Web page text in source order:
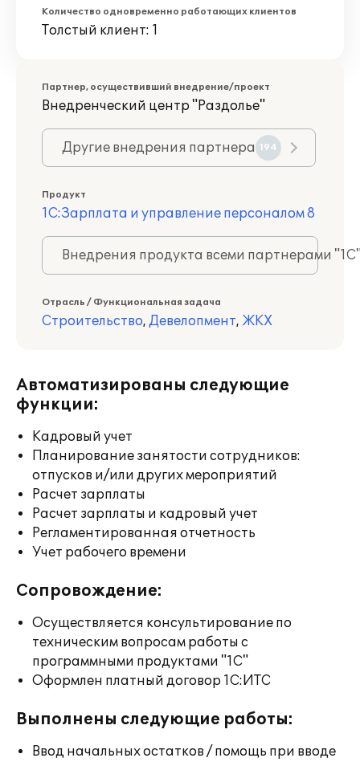
Количество одновременно работающих клиентов
Толстый клиент: 1
Партнер, осуществивший внедрение/проект
Внедренческий центр "Раздолье"
Другие внедрения партнера 194
Продукт
1С:Зарплата и управление персоналом 8
Внедрения продукта всеми партнерами
Отрасль / Функциональная задача
Строительство, Девелопмент, ЖКХ
Автоматизированы следующие
функции:
Кадровый учет
Планирование занятости сотрудников:
отпусков и/или других мероприятий
Расчет зарплаты
Расчет зарплаты и кадровый учет
Регламентированная отчетность
Учет рабочего времени
Сопровождение:
Осуществляется консультирование по
техническим вопросам работы с
программными продуктами "1С"
Оформлен платный договор 1С:ИТС
Выполнены следующие работы:
Ввод начальных остатков / помощь при вводе